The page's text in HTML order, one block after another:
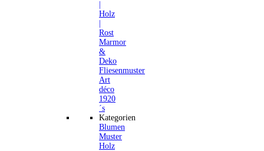
Holz
Rost
Marmor
&
Deko
Fliesenmuster
Art
déco
1920
´s
Kategorien
Blumen
Muster
Holz